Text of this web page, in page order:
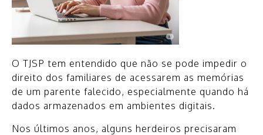
O TJSP tem entendido que não se pode impedir o
direito dos familiares de acessarem as memórias
de um parente falecido, especialmente quando há
dados armazenados em ambientes digitais.
Nos últimos anos, alguns herdeiros precisaram